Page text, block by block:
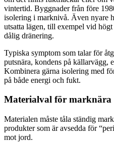
vintertid. Byggnader från före
isolering i marknivå. Även nyare
utsatta lägen, till exempel vid
dålig dränering.
Typiska symptom som talar för
putsnära, kondens på källarvägg,
Kombinera gärna isolering med
på både energi och fukt.
Materialval för marknära
Materialen måste tåla ständig
produkter som är avsedda för
mot jord.